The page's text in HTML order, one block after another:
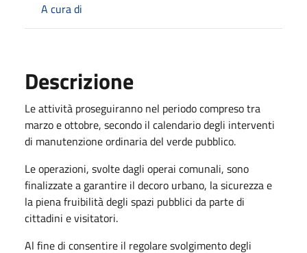
A cura di
Descrizione
Le attività proseguiranno nel periodo compreso tra
marzo e ottobre, secondo il calendario degli interventi
di manutenzione ordinaria del verde pubblico.
Le operazioni, svolte dagli operai comunali, sono
finalizzate a garantire il decoro urbano, la sicurezza e
la piena fruibilità degli spazi pubblici da parte di
cittadini e visitatori.
Al fine di consentire il regolare svolgimento degli